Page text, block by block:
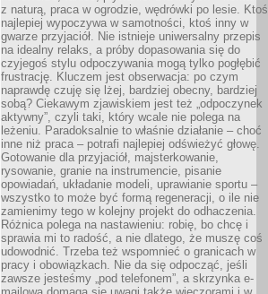
z naturą, praca w ogrodzie, wędrówki po lesie. Ktoś
najlepiej wypoczywa w samotności, ktoś inny w
gwarze przyjaciół. Nie istnieje uniwersalny przepis
na idealny relaks, a próby dopasowania się do
czyjegoś stylu odpoczywania mogą tylko pogłębić
frustrację. Kluczem jest obserwacja: po czym
naprawdę czuję się lżej, bardziej obecny, bardziej
sobą? Ciekawym zjawiskiem jest też „odpoczynek
aktywny”, czyli taki, który wcale nie polega na
leżeniu. Paradoksalnie to właśnie działanie – choć
inne niż praca – potrafi najlepiej odświeżyć głowę.
Gotowanie dla przyjaciół, majsterkowanie,
rysowanie, granie na instrumencie, pisanie
opowiadań, układanie modeli, uprawianie sportu –
wszystko to może być formą regeneracji, o ile nie
zamienimy tego w kolejny projekt do odhaczenia.
Różnica polega na nastawieniu: robię, bo chcę i
sprawia mi to radość, a nie dlatego, że muszę coś
udowodnić. Trzeba też wspomnieć o granicach w
pracy i obowiązkach. Nie da się odpocząć, jeśli
zawsze jesteśmy „pod telefonem”, a skrzynka e-